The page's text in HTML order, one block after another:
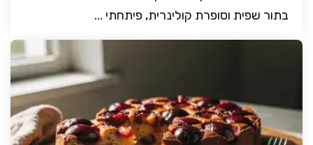
בתור שפית וסופרת קולינרית, פיתחתי ...